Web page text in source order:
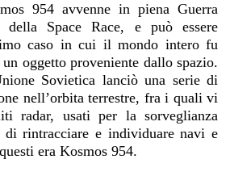
954 avvenne in piena Guerra
Space Race, e può essere
caso in cui il mondo intero fu
oggetto proveniente dallo spazio.
Sovietica lanciò una serie di
nell’orbita terrestre, fra i quali vi
radar, usati per la sorveglianza
rintracciare e individuare navi e
era Kosmos 954.